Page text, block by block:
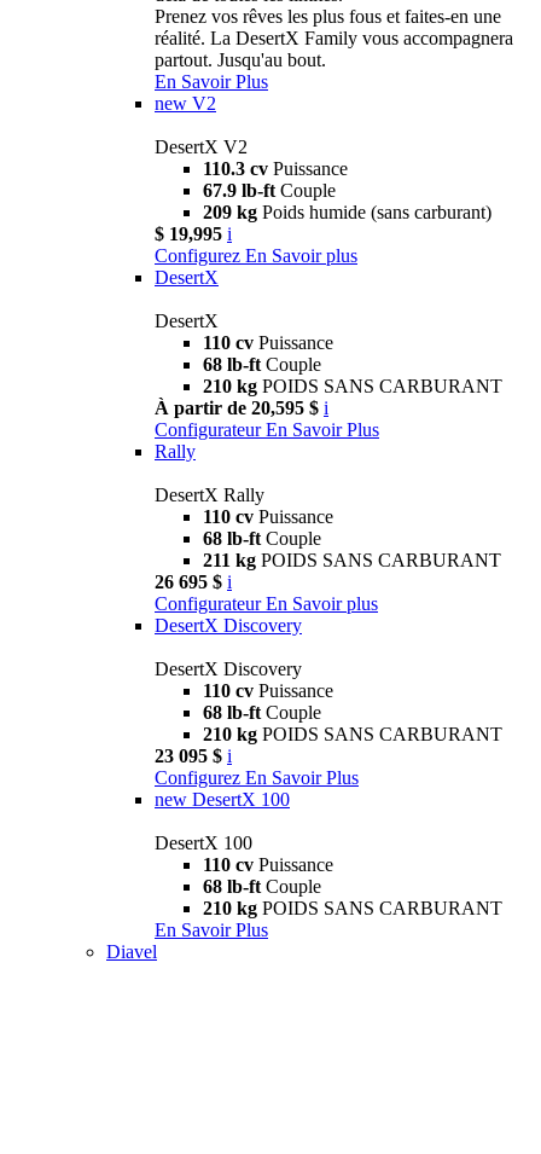
Prenez vos rêves les plus fous et faites-en une
réalité. La DesertX Family vous accompagnera
partout. Jusqu'au bout.
En Savoir Plus
new V2
DesertX V2
110.3 cv Puissance
67.9 lb-ft Couple
209 kg Poids humide (sans carburant)
$ 19,995 i
Configurez En Savoir plus
DesertX
DesertX
110 cv Puissance
68 lb-ft Couple
210 kg POIDS SANS CARBURANT
À partir de 20,595 $ i
Configurateur En Savoir Plus
Rally
DesertX Rally
110 cv Puissance
68 lb-ft Couple
211 kg POIDS SANS CARBURANT
26 695 $ i
Configurateur En Savoir plus
DesertX Discovery
DesertX Discovery
110 cv Puissance
68 lb-ft Couple
210 kg POIDS SANS CARBURANT
23 095 $ i
Configurez En Savoir Plus
new DesertX 100
DesertX 100
110 cv Puissance
68 lb-ft Couple
210 kg POIDS SANS CARBURANT
En Savoir Plus
Diavel